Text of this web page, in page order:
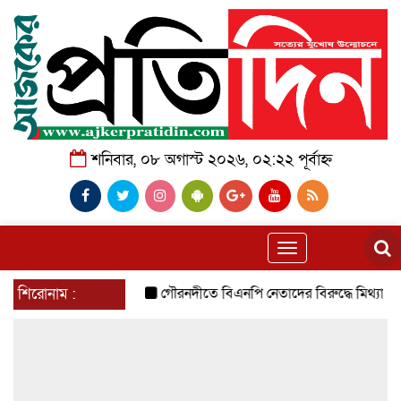
শনিবার, ০৮ অগাস্ট ২০২৬, ০২:২২ পূর্বাহ্ন
Toggle
navigation
শিরোনাম : গৌরনদীতে বিএনপি নেতাদের বিরুদ্ধে মিথ্যা